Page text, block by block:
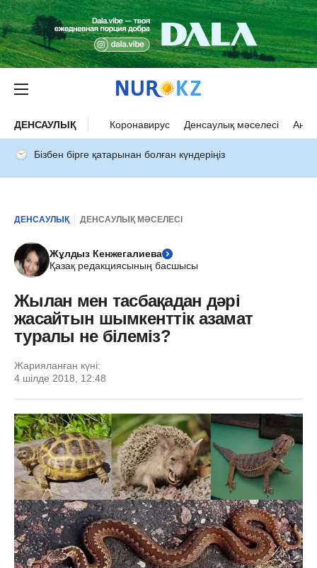
ДЕНСАУЛЫҚ Коронавирус Денсаулық мәселесі Ана
Бізбен бірге қатарынан болған күндеріңіз
ДЕНСАУЛЫҚ ДЕНСАУЛЫҚ МӘСЕЛЕСІ
Жұлдыз Кенжегалиева
Қазақ редакциясының басшысы
Жылан мен тасбақадан дәрі
жасайтын шымкенттік азамат
туралы не білеміз?
Жарияланған күні:
4 шілде 2018, 12:48